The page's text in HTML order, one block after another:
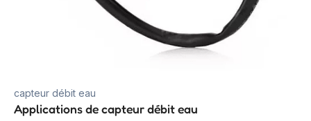
capteur débit eau
Applications de capteur débit eau